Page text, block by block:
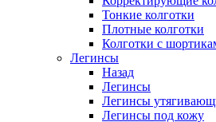
Тонкие колготки
Плотные колготки
Колготки с
Легинсы
Назад
Легинсы
Легинсы
Легинсы под кожу